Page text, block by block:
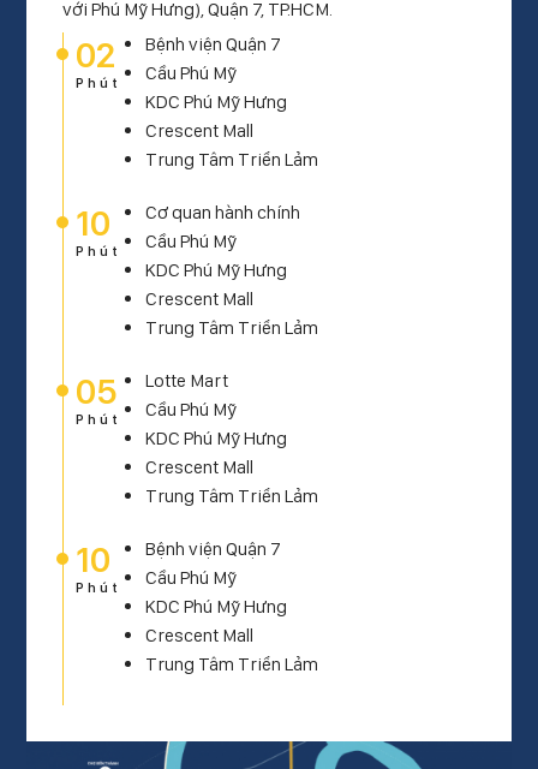
với Phú Mỹ Hưng), Quận 7, TP.HCM.
02
Phút
Bệnh viện Quận 7
Cầu Phú Mỹ
KDC Phú Mỹ Hưng
Crescent Mall
Trung Tâm Triển Lảm
10
Phút
Cơ quan hành chính
Cầu Phú Mỹ
KDC Phú Mỹ Hưng
Crescent Mall
Trung Tâm Triển Lảm
05
Phút
Lotte Mart
Cầu Phú Mỹ
KDC Phú Mỹ Hưng
Crescent Mall
Trung Tâm Triển Lảm
10
Phút
Bệnh viện Quận 7
Cầu Phú Mỹ
KDC Phú Mỹ Hưng
Crescent Mall
Trung Tâm Triển Lảm